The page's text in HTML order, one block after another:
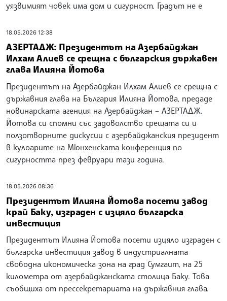
уязвимият човек има дом и сигурност. Градът не е
18.05.2026 12:38
АЗЕРТАДЖ: Президентът на Азербайджан
Илхам Алиев се срещна с българския държавен
глава Илияна Йотова
Президентът на Азербайджан Илхам Алиев се срещна с
държавния глава на България Илияна Йотова, предаде
новинарската агенция на Азербайджан – АЗЕРТАДЖ.
Йотова си спомни със задоволство срещата си и
ползотворните дискусии с азербайджанския президент
в кулоарите на Мюнхенската конференция по
сигурността през февруари тази година.
18.05.2026 08:36
Президентът Илияна Йотова посети завод
край Баку, изграден с изцяло българска
инвестиция
Президентът Илияна Йотова посети изцяло изграден с
българска инвестиция завод в индустриалната
свободна икономическа зона на град Сумгаит, на 25
километра от азербайджанската столица Баку. Това
съобщиха от прессекретариата на държавния глава.